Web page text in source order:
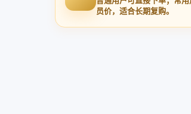
员价，适合长期复购。